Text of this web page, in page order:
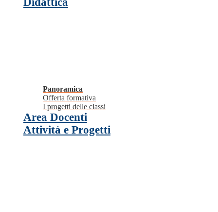
Panoramica
Offerta formativa
I progetti delle classi
Area Docenti
Attività e Progetti